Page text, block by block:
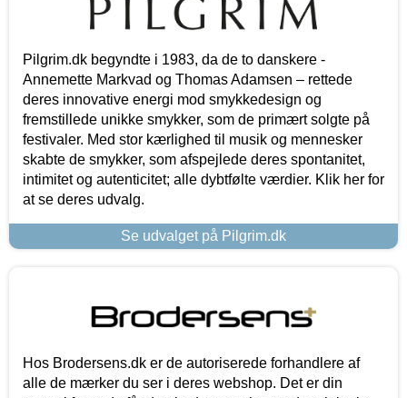
Pilgrim.dk begyndte i 1983, da de to danskere -
Annemette Markvad og Thomas Adamsen – rettede
deres innovative energi mod smykkedesign og
fremstillede unikke smykker, som de primært solgte på
festivaler. Med stor kærlighed til musik og mennesker
skabte de smykker, som afspejlede deres spontanitet,
intimitet og autenticitet; alle dybtfølte værdier. Klik her for
at se deres udvalg.
Se udvalget på Pilgrim.dk
Hos Brodersens.dk er de autoriserede forhandlere af
alle de mærker du ser i deres webshop. Det er din